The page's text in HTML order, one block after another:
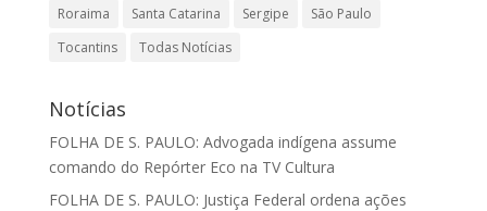
Roraima
Santa Catarina Sergipe
São Paulo
Tocantins
Todas Notícias
Notícias
FOLHA DE S. PAULO: Advogada indígena assume
comando do Repórter Eco na TV Cultura
FOLHA DE S. PAULO: Justiça Federal ordena ações